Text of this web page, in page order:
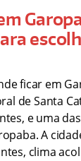
ficar em
de Santa
e uma
A
clima